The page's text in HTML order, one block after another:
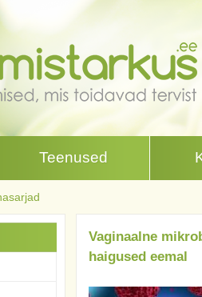
Teenused
Vaginaalne
haigused eemal